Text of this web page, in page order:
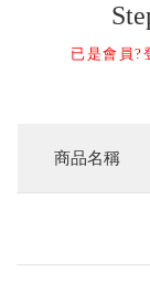
已是會員?
商品名稱